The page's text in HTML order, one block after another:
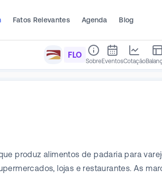
Fatos Relevantes Agenda Blog
FLO
SobreEventosCotação
produz alimentos de padaria para
lojas e restaurantes. As